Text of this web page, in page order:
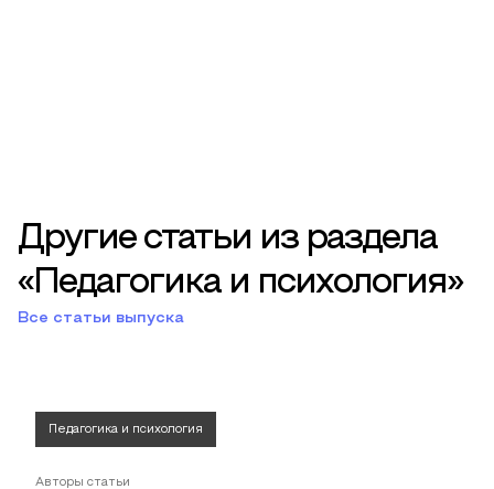
Другие статьи из раздела
«Педагогика и психология»
Все статьи выпуска
Педагогика и психология
Авторы статьи